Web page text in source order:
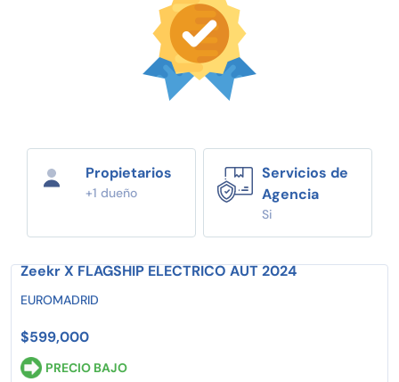
Propietarios
+1 dueño
Servicios de
Agencia
Si
Zeekr X FLAGSHIP ELECTRICO AUT 2024
EUROMADRID
$599,000
PRECIO BAJO